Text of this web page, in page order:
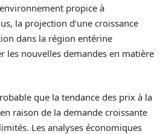
propice à
la projection d’une croissance
dans la région entérine
les nouvelles demandes en matière
que la tendance des prix à la
raison de la demande croissante
Les analyses économiques